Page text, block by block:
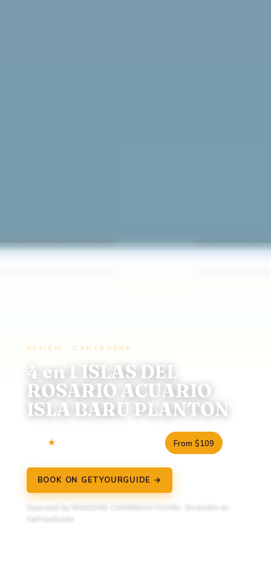
REVIEW · CARTAGENA
4 en 1 ISLAS DEL
ROSARIO ACUARIO
ISLA BARU PLANTON
From $109
BOOK ON GETYOURGUIDE →
Operated by PARADISE CARIBBEAN TOURS · Bookable on
GetYourGuide